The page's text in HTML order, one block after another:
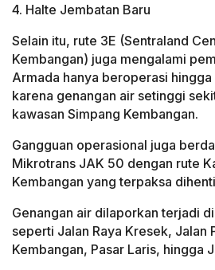
4. Halte Jembatan Baru
Selain itu, rute 3E (Sentraland
Kembangan) juga mengalami
Armada hanya beroperasi
karena genangan air setinggi
kawasan Simpang Kembangan.
Gangguan operasional juga
Mikrotrans JAK 50 dengan rute
Kembangan yang terpaksa
Genangan air dilaporkan terjadi
seperti Jalan Raya Kresek, Jalan
Kembangan, Pasar Laris, hingga